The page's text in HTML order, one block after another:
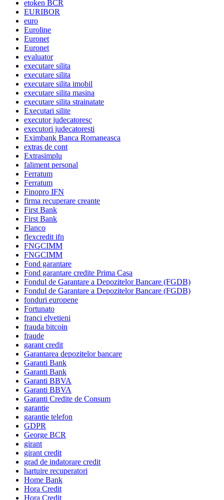
etoken BCR
EURIBOR
euro
Euroline
Euronet
Euronet
evaluator
executare silita
executare silita
executare silita imobil
executare silita masina
executare silita strainatate
Executari silite
executor judecatoresc
executori judecatoresti
Eximbank Banca Romaneasca
extras de cont
Extrasimplu
faliment personal
Ferratum
Ferratum
Finopro IFN
firma recuperare creante
First Bank
First Bank
Flanco
flexcredit ifn
FNGCIMM
FNGCIMM
Fond garantare
Fond garantare credite Prima Casa
Fondul de Garantare a Depozitelor Bancare (FGDB)
Fondul de Garantare a Depozitelor Bancare (FGDB)
fonduri europene
Fortunato
franci elvetieni
frauda bitcoin
fraude
garant credit
Garantarea depozitelor bancare
Garanti Bank
Garanti Bank
Garanti BBVA
Garanti BBVA
Garanti Credite de Consum
garantie
garantie telefon
GDPR
George BCR
girant
girant credit
grad de indatorare credit
hartuire recuperatori
Home Bank
Hora Credit
Hora Credit